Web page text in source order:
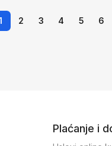
2 3 4 5 6
Plaćanje i